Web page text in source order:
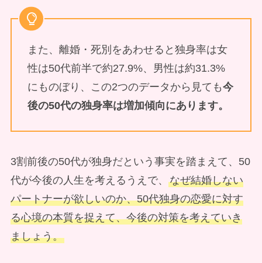
また、離婚・死別をあわせると独身率は女
性は50代前半で約27.9%、男性は約31.3%
にものぼり、この2つのデータから見ても今
後の50代の独身率は増加傾向にあります。
3割前後の50代が独身だという事実を踏まえて、50
代が今後の人生を考えるうえで、 なぜ結婚しない
パートナーが欲しいのか、50代独身の恋愛に対す
る心境の本質を捉えて、今後の対策を考えていき
ましょう。